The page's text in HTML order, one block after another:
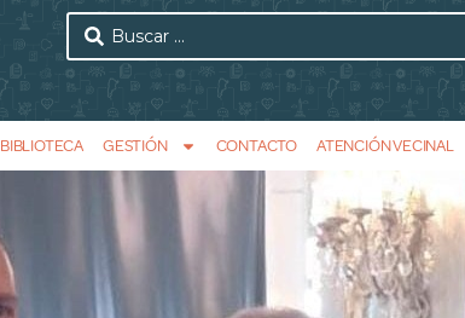
BIBLIOTECA GESTIÓN CONTACTO ATENCIÓN VECINAL